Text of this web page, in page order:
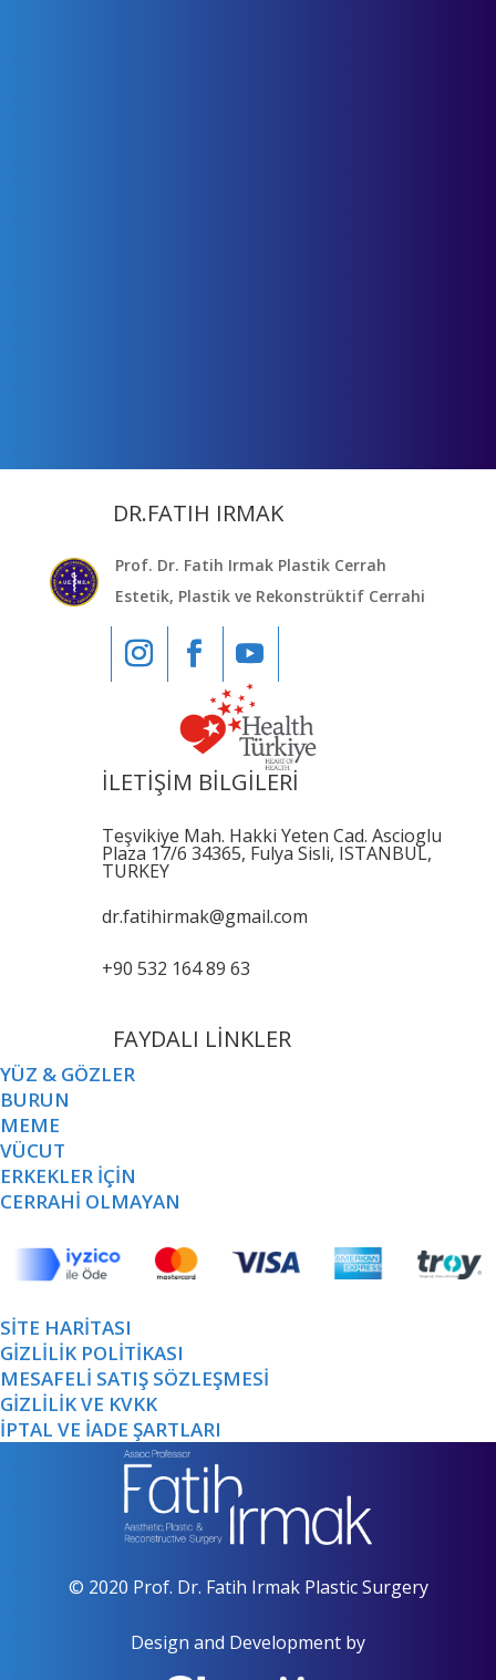
DR.FATIH IRMAK
Prof. Dr. Fatih Irmak Plastik Cerrah
Estetik, Plastik ve Rekonstrüktif Cerrahi
İLETİŞİM BİLGİLERİ
Teşvikiye Mah. Hakki Yeten Cad. Ascioglu
Plaza 17/6 34365, Fulya Sisli, ISTANBUL,
TURKEY
dr.fatihirmak@gmail.com
+90 532 164 89 63
FAYDALI LİNKLER
YÜZ & GÖZLER
BURUN
MEME
VÜCUT
ERKEKLER İÇİN
CERRAHİ OLMAYAN
SİTE HARİTASI
GİZLİLİK POLİTİKASI
MESAFELİ SATIŞ SÖZLEŞMESİ
GİZLİLİK VE KVKK
İPTAL VE İADE ŞARTLARI
© 2020 Prof. Dr. Fatih Irmak Plastic Surgery
Design and Development by